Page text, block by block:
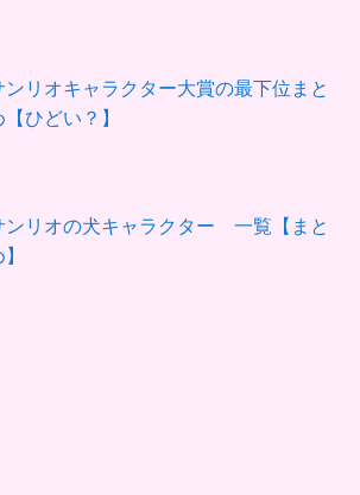
ンリオキャラクター大賞の最下位まと
【ひどい？】
ンリオの犬キャラクター 一覧【まと